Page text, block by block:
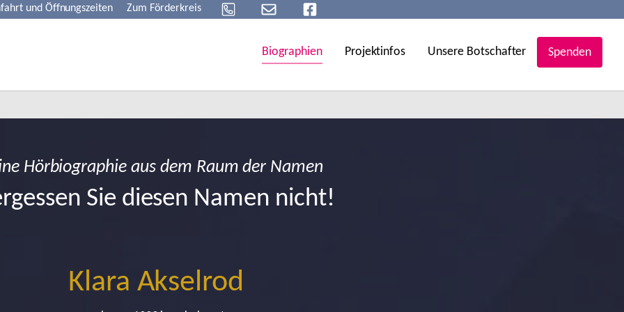
und Öffnungszeiten Zum Förderkreis
Biographien Projektinfos Unsere Botschafter Spenden
Hörbiographie aus dem Raum der Namen
Sie diesen Namen nicht!
Klara Akselrod